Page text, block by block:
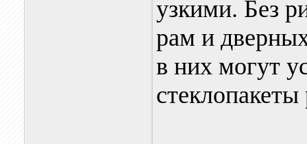
узкими. Без
рам и
в них могут